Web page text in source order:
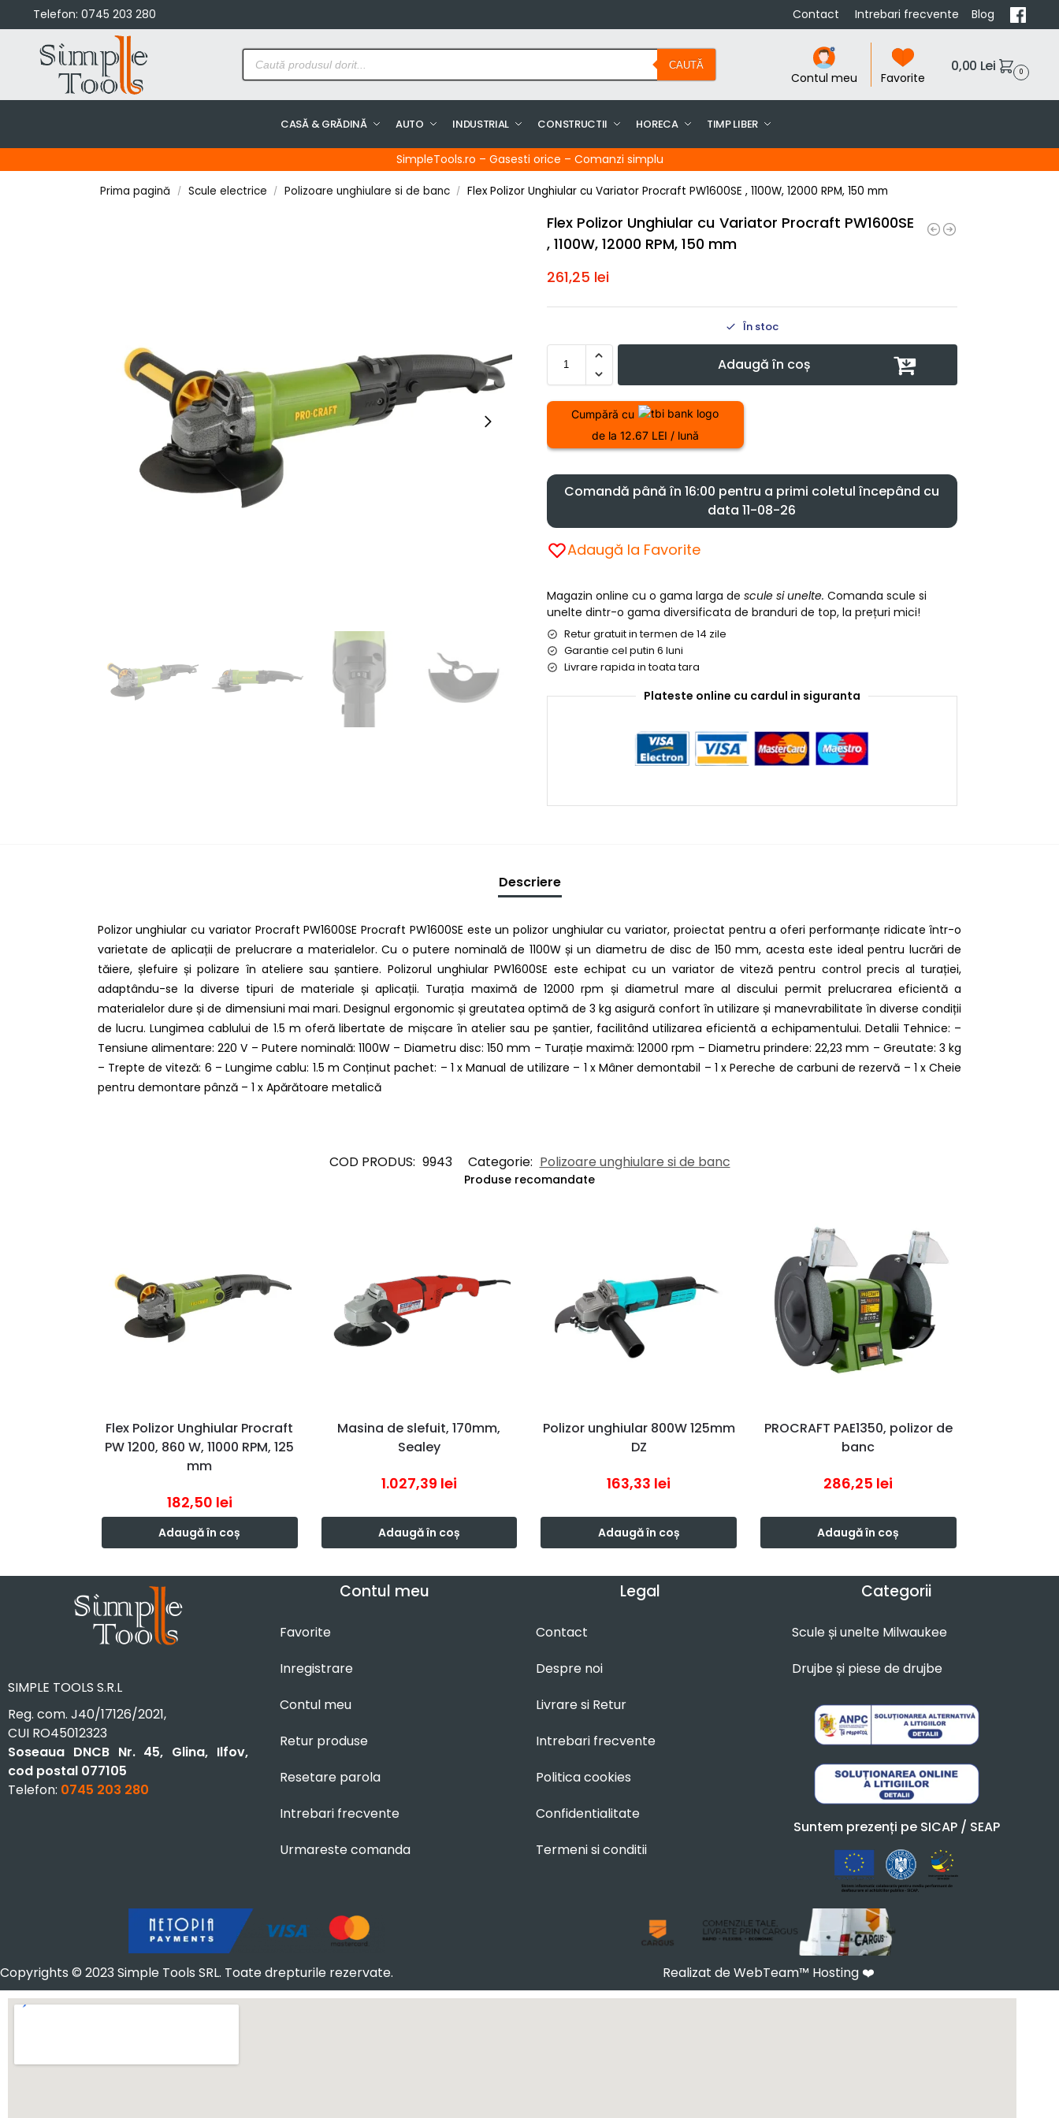
Telefon: 0745 203 280 Contact Intrebari frecvente Blog
CAUTĂ
Contul meu Favorite
0,00 Lei 0
CASĂ & GRĂDINĂ AUTO INDUSTRIAL CONSTRUCTII HORECA TIMP LIBER
SimpleTools.ro – Gasesti orice – Comanzi simplu
Prima pagină / Scule electrice / Polizoare unghiulare si de banc / Flex Polizor Unghiular cu Variator Procraft PW1600SE , 1100W, 12000 RPM, 150 mm
Flex Polizor Unghiular cu Variator Procraft PW1600SE
, 1100W, 12000 RPM, 150 mm
261,25 lei
În stoc
Adaugă în coș
Cumpără cu
de la 12.67 LEI / lună
Comandă până în 16:00 pentru a primi coletul începând cu
data 11-08-26
Adaugă la Favorite
Magazin online cu o gama larga de scule si unelte. Comanda scule si
unelte dintr-o gama diversificata de branduri de top, la prețuri mici!
Retur gratuit in termen de 14 zile
Garantie cel putin 6 luni
Livrare rapida in toata tara
Plateste online cu cardul in siguranta
Descriere
Polizor unghiular cu variator Procraft PW1600SE Procraft PW1600SE este un polizor unghiular cu variator, proiectat pentru a oferi performanțe ridicate într-o
varietate de aplicații de prelucrare a materialelor. Cu o putere nominală de 1100W și un diametru de disc de 150 mm, acesta este ideal pentru lucrări de
tăiere, șlefuire și polizare în ateliere sau șantiere. Polizorul unghiular PW1600SE este echipat cu un variator de viteză pentru control precis al turației,
adaptându-se la diverse tipuri de materiale și aplicații. Turația maximă de 12000 rpm și diametrul mare al discului permit prelucrarea eficientă a
materialelor dure și de dimensiuni mai mari. Designul ergonomic și greutatea optimă de 3 kg asigură confort în utilizare și manevrabilitate în diverse condiții
de lucru. Lungimea cablului de 1.5 m oferă libertate de mișcare în atelier sau pe șantier, facilitând utilizarea eficientă a echipamentului. Detalii Tehnice: –
Tensiune alimentare: 220 V – Putere nominală: 1100W – Diametru disc: 150 mm – Turație maximă: 12000 rpm – Diametru prindere: 22,23 mm – Greutate: 3 kg
– Trepte de viteză: 6 – Lungime cablu: 1.5 m Conținut pachet: – 1 x Manual de utilizare – 1 x Mâner demontabil – 1 x Pereche de carbuni de rezervă – 1 x Cheie
pentru demontare pânză – 1 x Apărătoare metalică
COD PRODUS: 9943 Categorie: Polizoare unghiulare si de banc
Produse recomandate
Flex Polizor Unghiular Procraft
PW 1200, 860 W, 11000 RPM, 125
mm
182,50 lei
Adaugă în coș
Masina de slefuit, 170mm,
Sealey
1.027,39 lei
Adaugă în coș
Polizor unghiular 800W 125mm
DZ
163,33 lei
Adaugă în coș
PROCRAFT PAE1350, polizor de
banc
286,25 lei
Adaugă în coș
SIMPLE TOOLS S.R.L
Reg. com. J40/17126/2021,
CUI RO45012323
Soseaua DNCB Nr. 45, Glina, Ilfov,
cod postal 077105
Telefon: 0745 203 280
Contul meu
Favorite
Inregistrare
Contul meu
Retur produse
Resetare parola
Intrebari frecvente
Urmareste comanda
Legal
Contact
Despre noi
Livrare si Retur
Intrebari frecvente
Politica cookies
Confidentialitate
Termeni si conditii
Categorii
Scule și unelte Milwaukee
Drujbe și piese de drujbe
Suntem prezenți pe SICAP / SEAP
Copyrights © 2023 Simple Tools SRL. Toate drepturile rezervate. Realizat de WebTeam™ Hosting ❤️